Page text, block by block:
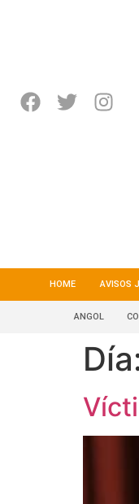
HOME AVISOS
ANGOL